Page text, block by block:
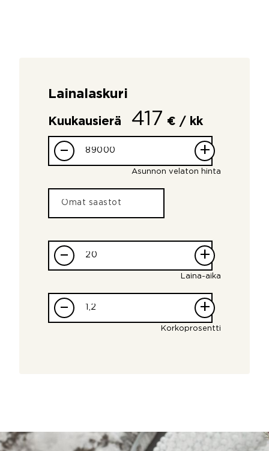
Lainalaskuri
Kuukausierä 417 € / kk
– +
Asunnon velaton hinta
– +
Laina-aika
– +
Korkoprosentti